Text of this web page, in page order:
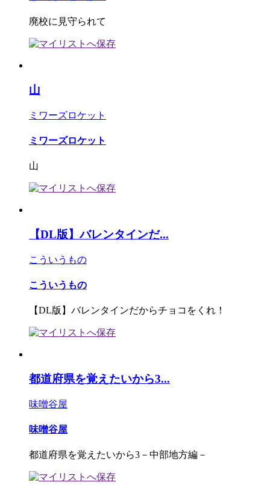
廃校に見守られて
山
ミワーズロケット
ミワーズロケット
山
【DL版】バレンタインだ...
こういうもの
こういうもの
【DL版】バレンタインだからチョコをくれ！
都道府県を覚えたいから3...
味噌谷屋
味噌谷屋
都道府県を覚えたいから3－中部地方編－